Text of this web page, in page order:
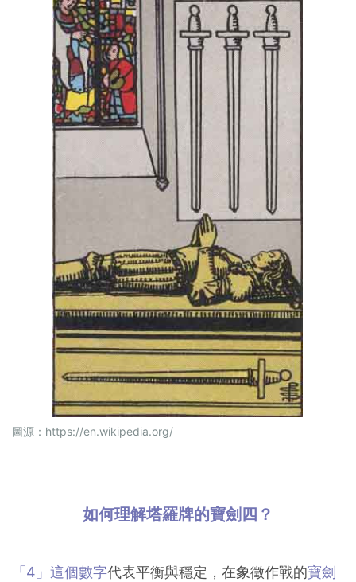
圖源： https://en.wikipedia.org/
如何理解塔羅牌的寶劍四？
「4」這個數字代表平衡與穩定，在象徵作戰的寶劍